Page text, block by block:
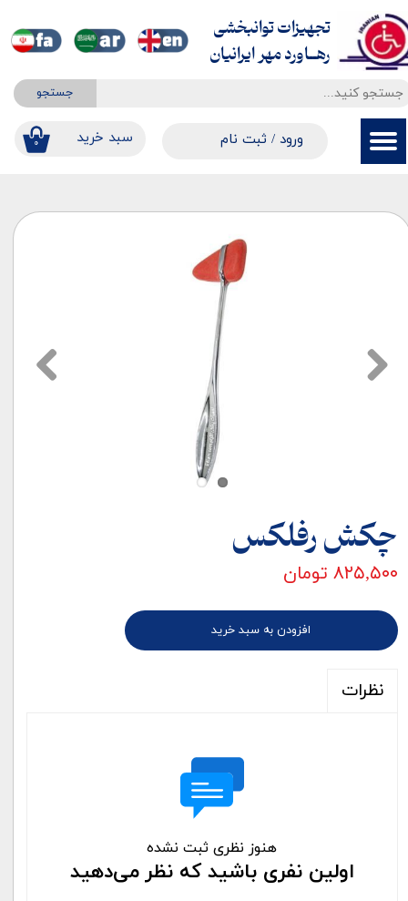
جستجو
۰ ​​سبد خرید ورود / ثبت نام
حساب کاربری من
سفارشات
خروج از حساب کاربری
تجهیزات توانبخشی
​​​​​​​رهــاورد مهر ایرانیان
چکش رفلکس
۸۲۵,۵۰۰ تومان
افزودن به سبد خرید
نظرات
هنوز نظری ثبت نشده
اولین نفری باشید که نظر می‌دهید